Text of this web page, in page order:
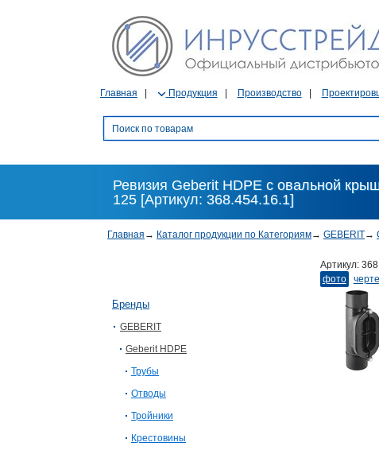
Главная Продукция Производство
Ревизия Geberit HDPE с овальной
125 [Артикул: 368.454.16.1]
Главная → Каталог продукции по Категориям→ GEBERIT→
Бренды
GEBERIT
Geberit HDPE
Трубы
Отводы
Тройники
Крестовины
Артикул:
фото